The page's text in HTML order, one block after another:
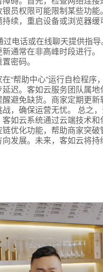
员权限可能限制某些功能
续，重启设备或浏览器
电话或在线聊天提供指导
通常在非高峰时段进行。
密码。
“帮助中心”运行自检程
迟。客如云服务团队属
避免缺货。商家定期更
，确保运营无忧。 总之
如云系统通过云端技术
优化功能，帮助商家突
发展。未来，客如云将